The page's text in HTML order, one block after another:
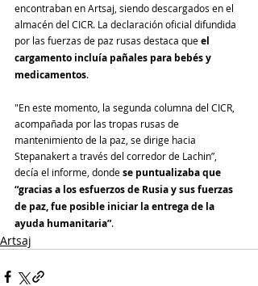
encontraban en Artsaj, siendo descargados en el
almacén del CICR. La declaración oficial difundida
por las fuerzas de paz rusas destaca que el
cargamento incluía pañales para bebés y
medicamentos.
"En este momento, la segunda columna del CICR,
acompañada por las tropas rusas de
mantenimiento de la paz, se dirige hacia
Stepanakert a través del corredor de Lachin”,
decía el informe, donde se puntualizaba que
“gracias a los esfuerzos de Rusia y sus fuerzas
de paz, fue posible iniciar la entrega de la
ayuda humanitaria”.
Artsaj